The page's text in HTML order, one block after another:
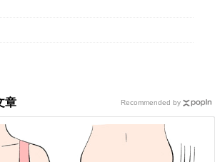
章 Recommended by